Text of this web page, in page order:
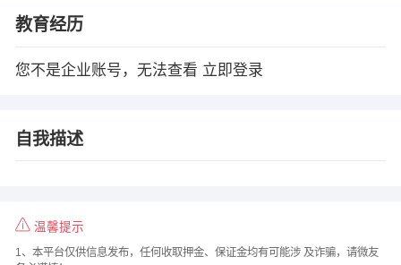
教育经历
您不是企业账号，无法查看 立即登录
自我描述
温馨提示
1、本平台仅供信息发布，任何收取押金、保证金均有可能涉 及诈骗，请微友